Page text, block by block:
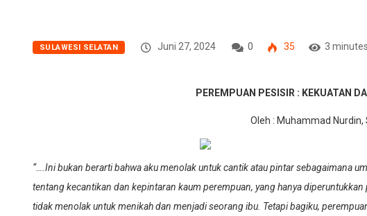
SULAWESI SELATAN Juni 27, 2024 0 35 3
PEREMPUAN PESISIR : KEKUATAN
Oleh : Muhammad Nurdin,
“….Ini bukan berarti bahwa aku menolak untuk cantik atau pintar sebagaimana
tentang kecantikan dan kepintaran kaum perempuan, yang hanya
tidak menolak untuk menikah dan menjadi seorang ibu. Tetapi bagiku,